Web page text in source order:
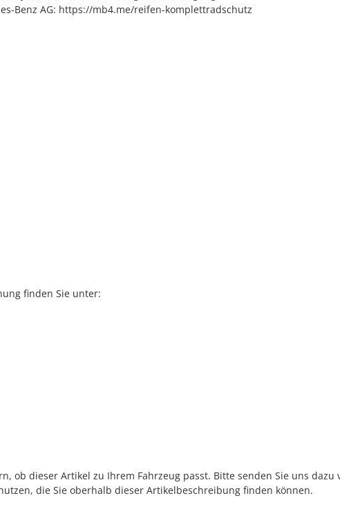
Benz AG: https://mb4.me/reifen-komplettradschutz
finden Sie unter:
ob dieser Artikel zu Ihrem Fahrzeug passt. Bitte senden Sie uns
die Sie oberhalb dieser Artikelbeschreibung finden können.